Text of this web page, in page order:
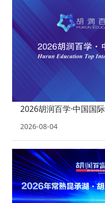
2026胡润百学·中国国
2026-08-04